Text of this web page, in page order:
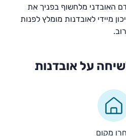
האובדני מלחשוף בפניך את
מיידי לאובדנות מומלץ לפנות
על אובדנות
מקום